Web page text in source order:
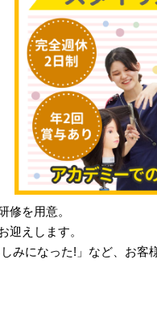
修を用意。
迎えします。
みになった!」など、お